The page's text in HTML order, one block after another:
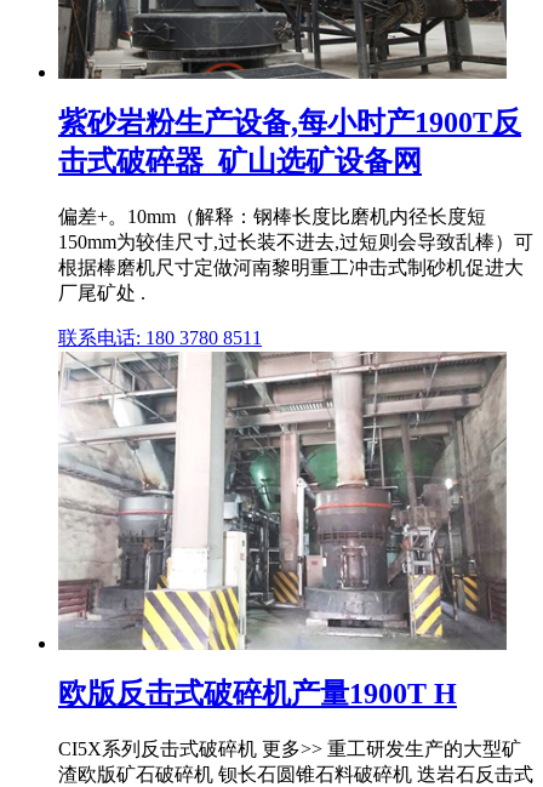
紫砂岩粉生产设备,每小时产1900T反
击式破碎器_矿山选矿设备网
偏差+。10mm（解释：钢棒长度比磨机内径长度短
150mm为较佳尺寸,过长装不进去,过短则会导致乱棒）可
根据棒磨机尺寸定做河南黎明重工冲击式制砂机促进大
厂尾矿处 .
联系电话: 180 3780 8511
欧版反击式破碎机产量1900T H
CI5X系列反击式破碎机 更多>> 重工研发生产的大型矿
渣欧版矿石破碎机 钡长石圆锥石料破碎机 迭岩石反击式